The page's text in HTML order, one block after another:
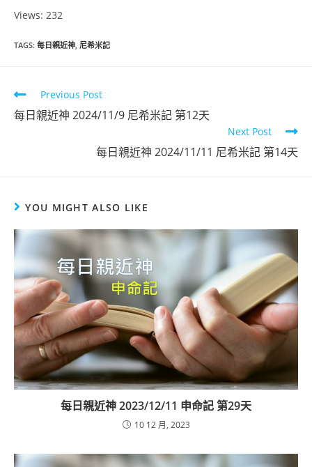
Views: 232
TAGS: 每日親近神, 尼希米記
Previous Post
每日親近神 2024/11/9 尼希米記 第12天
Next Post
每日親近神 2024/11/11 尼希米記 第14天
YOU MIGHT ALSO LIKE
每日親近神 2023/12/11 申命記 第29天
10 12 月, 2023